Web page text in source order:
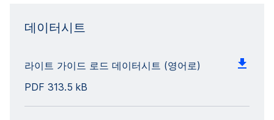
데이터시트
라이트 가이드 로드 데이터시트 (영어로)
PDF 313.5 kB